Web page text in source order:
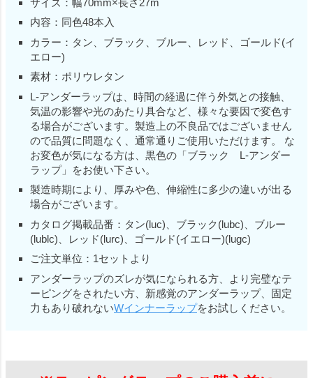
内容：同色48本入
カラー：タン、ブラック、ブルー、レッド、ゴールド(イ
エロー)
素材：ポリウレタン
L-アンダーラップは、時間の経過に伴う外気との接触、
気温の影響や光のあたり具合など、様々な要因で変色す
る場合がございます。製造上の不良品ではございません
ので品質に問題なく、通常通りご使用いただけます。 な
お変色が気になる方は、黒色の「ブラック L-アンダー
ラップ」をお使い下さい。
製造時期により、厚みや色、伸縮性に多少の違いが出る
場合がございます。
カタログ掲載品番：タン(luc)、ブラック(lubc)、ブルー
(lublc)、レッド(lurc)、ゴールド(イエロー)(lugc)
ご注文単位：1セットより
アンダーラップのズレが気になられる方、より完璧なテ
ーピングをされたい方、新感覚のアンダーラップ、固定
力もあり破れないWインナーラップをお試しください。